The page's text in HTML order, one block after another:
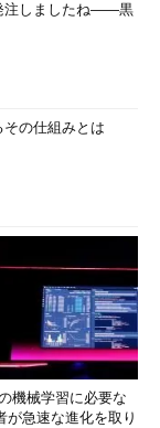
注しましたね――黒
の仕組みとは
機械学習に必要な
が急速な進化を取り